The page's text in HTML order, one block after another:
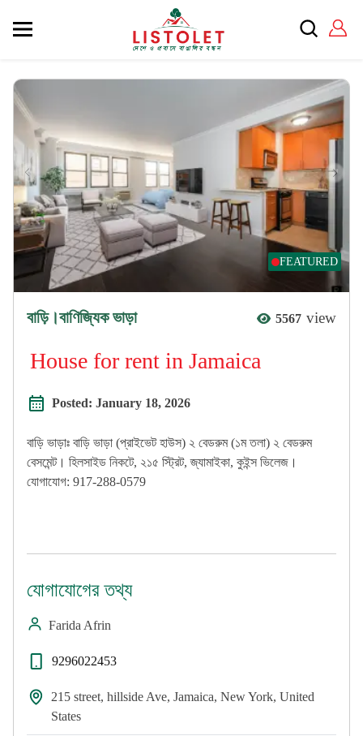
FEATURED
বাড়ি।বাণিজ্যিক ভাড়া 5567 view
House for rent in Jamaica
Posted: January 18, 2026
বাড়ি ভাড়াঃ বাড়ি ভাড়া (প্রাইভেট হাউস) ২ বেডরুম (১ম তলা) ২ বেডরুম
বেসমেন্ট। হিলসাইড নিকটে, ২১৫ স্ট্রিট, জ্যামাইকা, কুইন্স ভিলেজ।
যোগাযোগ: 917-288-0579
যোগাযোগের তথ্য
Farida Afrin
9296022453
215 street, hillside Ave, Jamaica, New York, United
States